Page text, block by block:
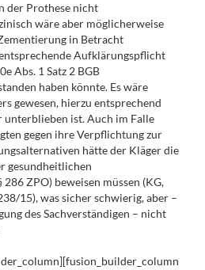
der Prothese nicht
wäre aber möglicherweise
in Betracht
Aufklärungspflicht
Abs. 1 Satz 2 BGB
haben könnte. Es wäre
gewesen, hierzu entsprechend
unterblieben ist. Auch im Falle
gegen ihre Verpflichtung zur
hätte der Kläger die
gesundheitlichen
ZPO) beweisen müssen (KG,
15), was sicher schwierig, aber –
des Sachverständigen – nicht